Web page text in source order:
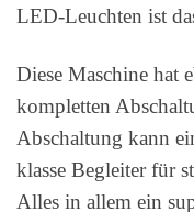
LED-Leuchten ist
Diese Maschine hat
kompletten
Abschaltung kann
klasse Begleiter für
Alles in allem ein